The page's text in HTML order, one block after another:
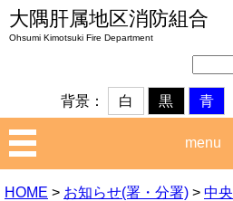
大隅肝属地区消防組合
Ohsumi Kimotsuki Fire Department
検
索:
背景： 白 黒 青
menu
HOME > お知らせ(署・分署) > 中央